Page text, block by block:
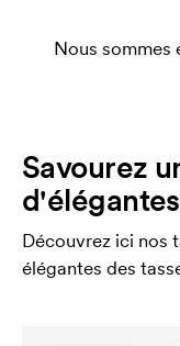
Nous sommes
Savourez
Découvrez ici nos
élégantes des